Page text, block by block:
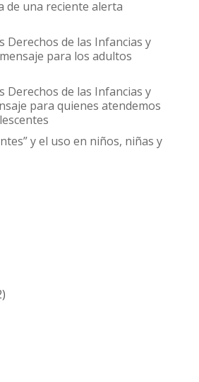
de una reciente alerta
Derechos de las Infancias y
para los adultos
Derechos de las Infancias y
para quienes atendemos
y el uso en niños, niñas y